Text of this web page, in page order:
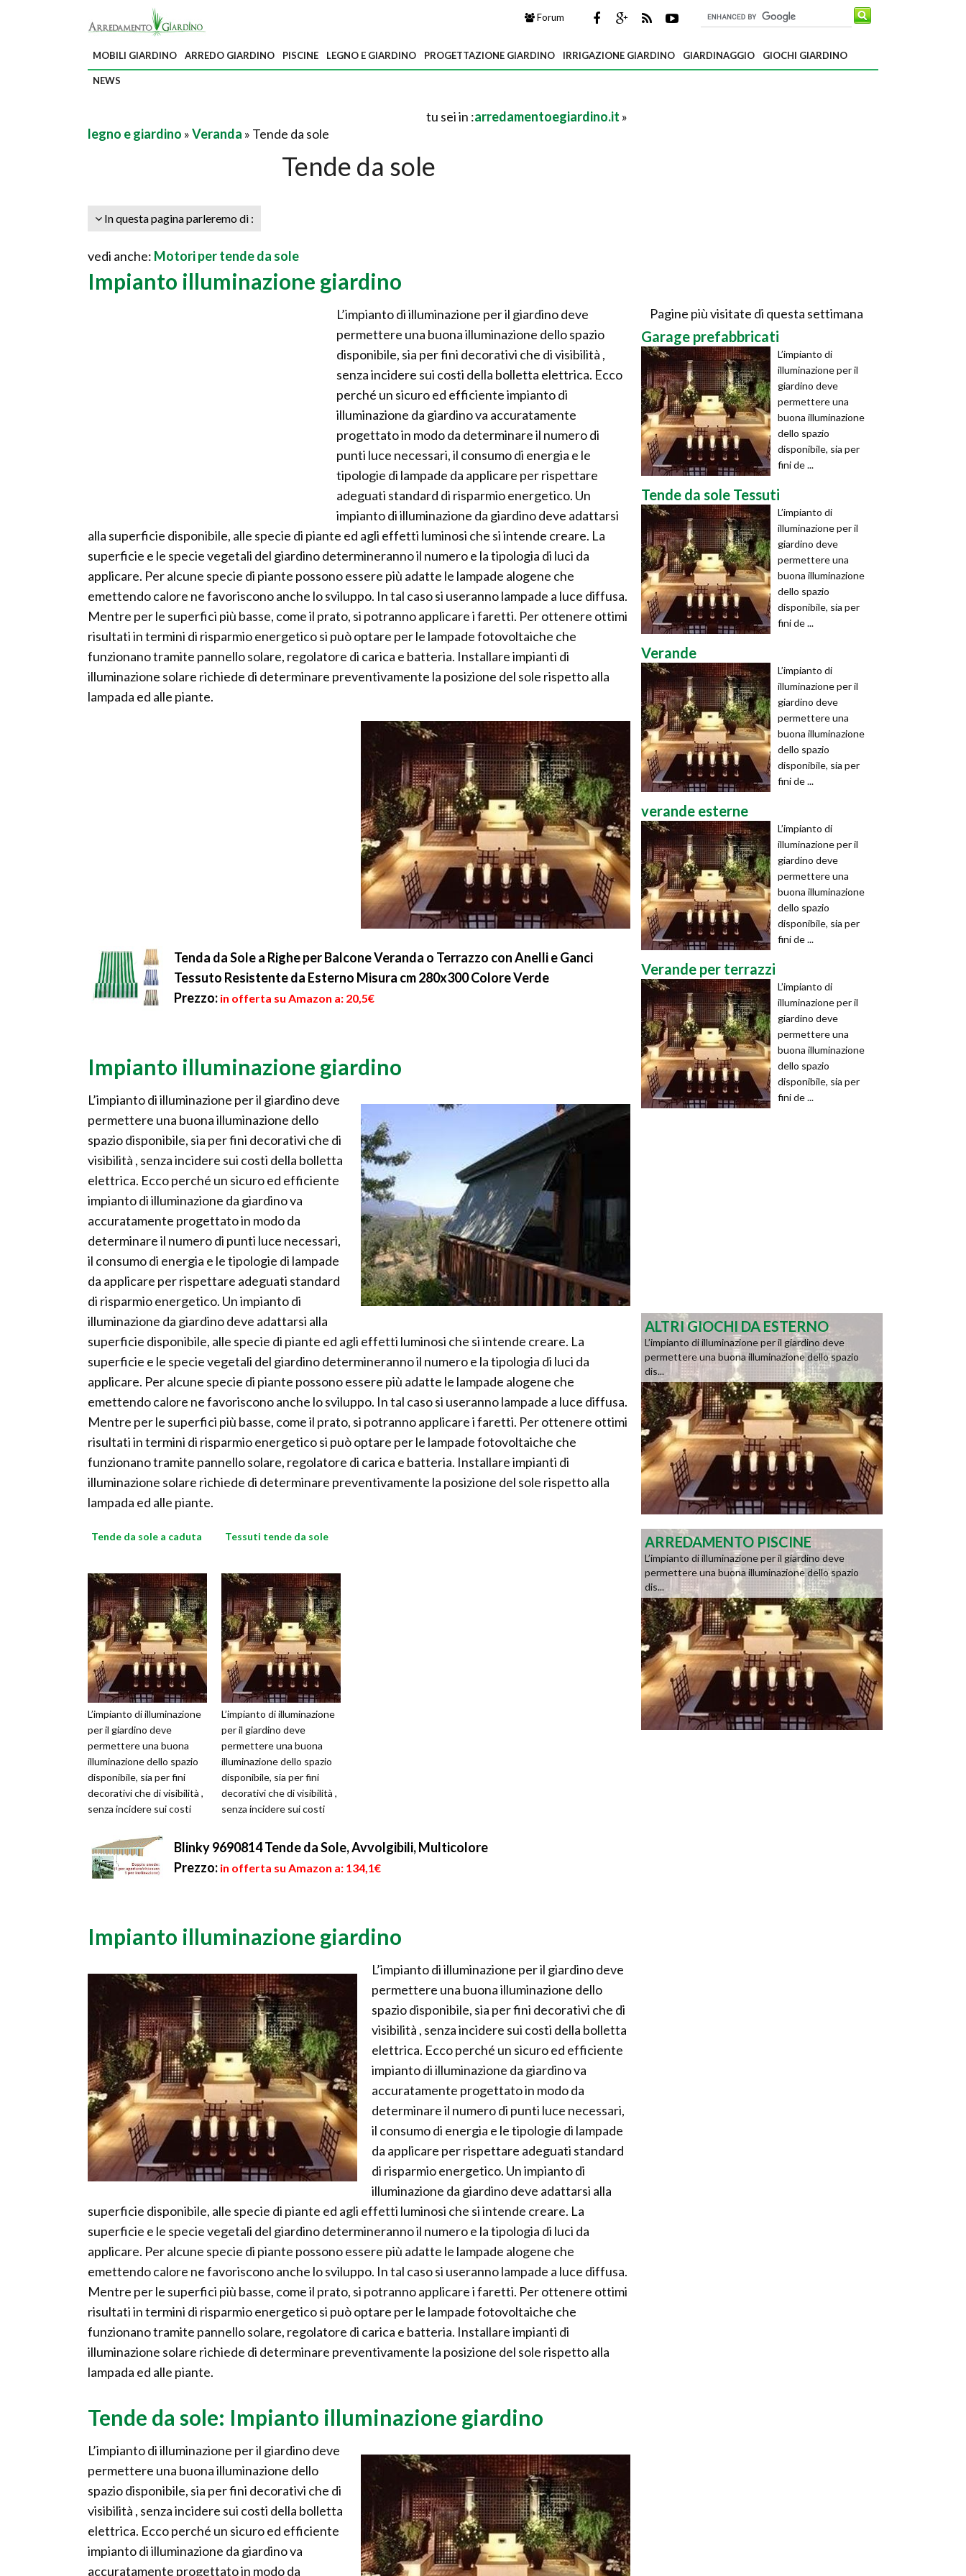
Forum
MOBILI GIARDINO ARREDO GIARDINO PISCINE LEGNO E GIARDINO PROGETTAZIONE GIARDINO IRRIGAZIONE GIARDINO GIARDINAGGIO GIOCHI GIARDINO
NEWS
tu sei in :arredamentoegiardino.it »
legno e giardino »Veranda » Tende da sole
Tende da sole
In questa pagina parleremo di :
vedi anche: Motori per tende da sole
Impianto illuminazione giardino
L’impianto di illuminazione per il giardino deve
permettere una buona illuminazione dello spazio
disponibile, sia per fini decorativi che di visibilità ,
senza incidere sui costi della bolletta elettrica. Ecco
perché un sicuro ed efficiente impianto di
illuminazione da giardino va accuratamente
progettato in modo da determinare il numero di
punti luce necessari, il consumo di energia e le
tipologie di lampade da applicare per rispettare
adeguati standard di risparmio energetico. Un
impianto di illuminazione da giardino deve adattarsi
alla superficie disponibile, alle specie di piante ed agli effetti luminosi che si intende creare. La
superficie e le specie vegetali del giardino determineranno il numero e la tipologia di luci da
applicare. Per alcune specie di piante possono essere più adatte le lampade alogene che
emettendo calore ne favoriscono anche lo sviluppo. In tal caso si useranno lampade a luce diffusa.
Mentre per le superfici più basse, come il prato, si potranno applicare i faretti. Per ottenere ottimi
risultati in termini di risparmio energetico si può optare per le lampade fotovoltaiche che
funzionano tramite pannello solare, regolatore di carica e batteria. Installare impianti di
illuminazione solare richiede di determinare preventivamente la posizione del sole rispetto alla
lampada ed alle piante.
Tenda da Sole a Righe per Balcone Veranda o Terrazzo con Anelli e Ganci
Tessuto Resistente da Esterno Misura cm 280x300 Colore Verde
Prezzo: in offerta su Amazon a: 20,5€
Impianto illuminazione giardino
L’impianto di illuminazione per il giardino deve
permettere una buona illuminazione dello
spazio disponibile, sia per fini decorativi che di
visibilità , senza incidere sui costi della bolletta
elettrica. Ecco perché un sicuro ed efficiente
impianto di illuminazione da giardino va
accuratamente progettato in modo da
determinare il numero di punti luce necessari,
il consumo di energia e le tipologie di lampade
da applicare per rispettare adeguati standard
di risparmio energetico. Un impianto di
illuminazione da giardino deve adattarsi alla
superficie disponibile, alle specie di piante ed agli effetti luminosi che si intende creare. La
superficie e le specie vegetali del giardino determineranno il numero e la tipologia di luci da
applicare. Per alcune specie di piante possono essere più adatte le lampade alogene che
emettendo calore ne favoriscono anche lo sviluppo. In tal caso si useranno lampade a luce diffusa.
Mentre per le superfici più basse, come il prato, si potranno applicare i faretti. Per ottenere ottimi
risultati in termini di risparmio energetico si può optare per le lampade fotovoltaiche che
funzionano tramite pannello solare, regolatore di carica e batteria. Installare impianti di
illuminazione solare richiede di determinare preventivamente la posizione del sole rispetto alla
lampada ed alle piante.
Tende da sole a caduta
L’impianto di illuminazione
per il giardino deve
permettere una buona
illuminazione dello spazio
disponibile, sia per fini
decorativi che di visibilità ,
senza incidere sui costi
Tessuti tende da sole
L’impianto di illuminazione
per il giardino deve
permettere una buona
illuminazione dello spazio
disponibile, sia per fini
decorativi che di visibilità ,
senza incidere sui costi
Blinky 9690814 Tende da Sole, Avvolgibili, Multicolore
Prezzo: in offerta su Amazon a: 134,1€
Impianto illuminazione giardino
L’impianto di illuminazione per il giardino deve
permettere una buona illuminazione dello
spazio disponibile, sia per fini decorativi che di
visibilità , senza incidere sui costi della bolletta
elettrica. Ecco perché un sicuro ed efficiente
impianto di illuminazione da giardino va
accuratamente progettato in modo da
determinare il numero di punti luce necessari,
il consumo di energia e le tipologie di lampade
da applicare per rispettare adeguati standard
di risparmio energetico. Un impianto di
illuminazione da giardino deve adattarsi alla
superficie disponibile, alle specie di piante ed agli effetti luminosi che si intende creare. La
superficie e le specie vegetali del giardino determineranno il numero e la tipologia di luci da
applicare. Per alcune specie di piante possono essere più adatte le lampade alogene che
emettendo calore ne favoriscono anche lo sviluppo. In tal caso si useranno lampade a luce diffusa.
Mentre per le superfici più basse, come il prato, si potranno applicare i faretti. Per ottenere ottimi
risultati in termini di risparmio energetico si può optare per le lampade fotovoltaiche che
funzionano tramite pannello solare, regolatore di carica e batteria. Installare impianti di
illuminazione solare richiede di determinare preventivamente la posizione del sole rispetto alla
lampada ed alle piante.
Tende da sole: Impianto illuminazione giardino
L’impianto di illuminazione per il giardino deve
permettere una buona illuminazione dello
spazio disponibile, sia per fini decorativi che di
visibilità , senza incidere sui costi della bolletta
elettrica. Ecco perché un sicuro ed efficiente
impianto di illuminazione da giardino va
accuratamente progettato in modo da
Pagine più visitate di questa settimana
Garage prefabbricati
L’impianto di
illuminazione per il
giardino deve
permettere una
buona illuminazione
dello spazio
disponibile, sia per
fini de ...
Tende da sole Tessuti
L’impianto di
illuminazione per il
giardino deve
permettere una
buona illuminazione
dello spazio
disponibile, sia per
fini de ...
Verande
L’impianto di
illuminazione per il
giardino deve
permettere una
buona illuminazione
dello spazio
disponibile, sia per
fini de ...
verande esterne
L’impianto di
illuminazione per il
giardino deve
permettere una
buona illuminazione
dello spazio
disponibile, sia per
fini de ...
Verande per terrazzi
L’impianto di
illuminazione per il
giardino deve
permettere una
buona illuminazione
dello spazio
disponibile, sia per
fini de ...
ALTRI GIOCHI DA ESTERNO
L’impianto di illuminazione per il giardino deve
permettere una buona illuminazione dello spazio
dis...
ARREDAMENTO PISCINE
L’impianto di illuminazione per il giardino deve
permettere una buona illuminazione dello spazio
dis...